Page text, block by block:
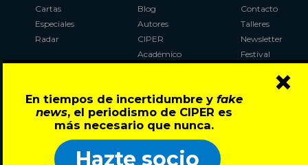
En tiempos de incertidumbre y fake
news, el periodismo de CIPER es
más necesario que nunca.
Hazte socio
×
Cartas
Especiales
Radar
Blog
Autores
CIPER
Académico
Al Plebiscito
con CIPER
Contacto
Talleres
Newsletter
Festival